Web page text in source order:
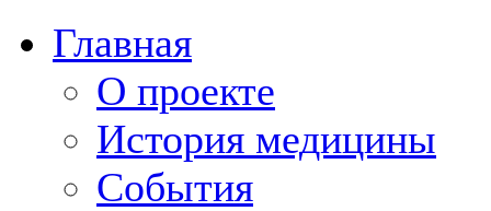
Главная
О проекте
История медицины
События